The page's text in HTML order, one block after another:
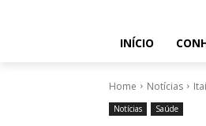
INÍCIO
Home Notícias
Notícias Saúde